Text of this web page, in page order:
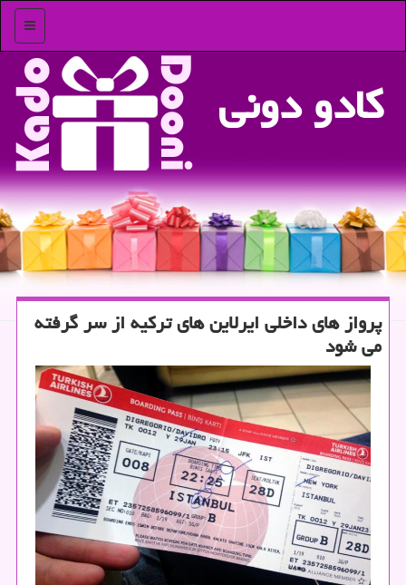
منو
كادو دونی
پرواز های داخلی ایرلاین های تركیه از سر گرفته
می شود